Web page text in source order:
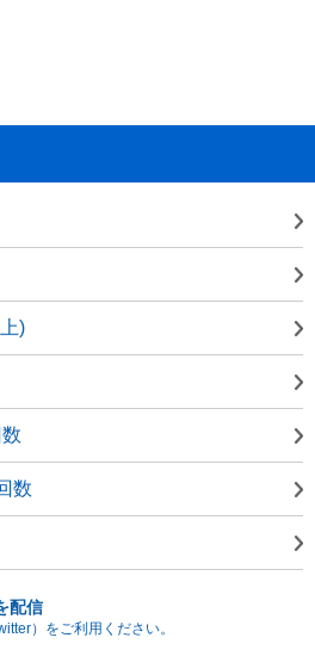
)
数
配信
）をご利用ください。